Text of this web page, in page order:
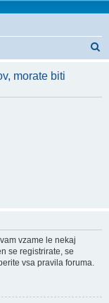
a
morate biti
vzame le nekaj
se registrirate, se
vsa pravila foruma.